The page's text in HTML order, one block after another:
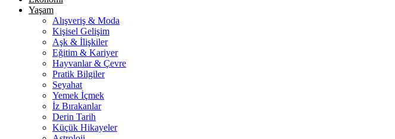
Yaşam
Alışveriş & Moda
Kişisel Gelişim
Aşk & İlişkiler
Eğitim & Kariyer
Hayvanlar & Çevre
Pratik Bilgiler
Seyahat
Yemek İçmek
İz Bırakanlar
Derin Tarih
Küçük Hikayeler